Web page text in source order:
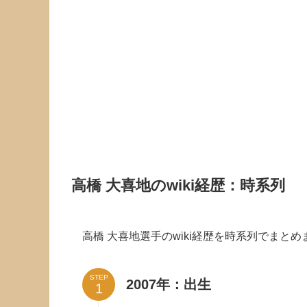
高橋 大喜地のwiki経歴：時系列
高橋 大喜地選手のwiki経歴を時系列でまとめ
STEP 2007年：出生